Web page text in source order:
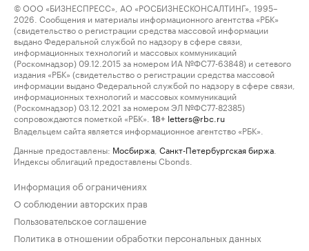
© ООО «БИЗНЕСПРЕСС», АО «РОСБИЗНЕСКОНСАЛТИНГ», 1995–
2026. Сообщения и материалы информационного агентства «РБК»
(свидетельство о регистрации средства массовой информации
выдано Федеральной службой по надзору в сфере связи,
информационных технологий и массовых коммуникаций
(Роскомнадзор) 09.12.2015 за номером ИА №ФС77-63848) и сетевого
издания «РБК» (свидетельство о регистрации средства массовой
информации выдано Федеральной службой по надзору в сфере связи,
информационных технологий и массовых коммуникаций
(Роскомнадзор) 03.12.2021 за номером ЭЛ №ФС77-82385)
сопровождаются пометкой «РБК».
18+ letters@rbc.ru
Владельцем сайта является информационное агентство «РБК».
Данные предоставлены: Мосбиржа Санкт-Петербургская биржа
Индексы облигаций предоставлены Cbonds.
Информация об ограничениях
О соблюдении авторских прав
Пользовательское соглашение
Политика в отношении обработки персональных данных